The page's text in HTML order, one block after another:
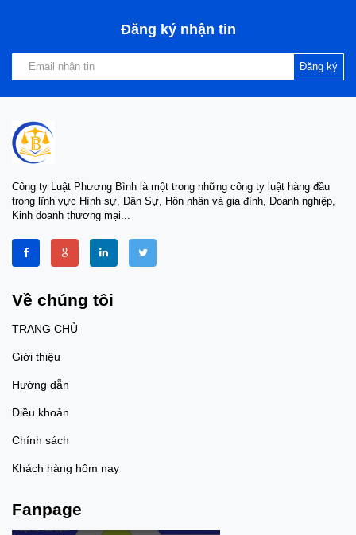
Đăng ký nhận tin
Đăng ký
Công ty Luật Phương Bình là một trong những công ty luật hàng đầu
trong lĩnh vực Hình sự, Dân Sự, Hôn nhân và gia đình, Doanh nghiệp,
Kinh doanh thương mại...
Về chúng tôi
TRANG CHỦ
Giới thiệu
Hướng dẫn
Điều khoản
Chính sách
Khách hàng hôm nay
Fanpage